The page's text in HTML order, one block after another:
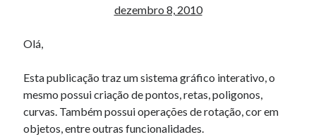
3 4 5
20 21 22 23 24 25 26
27 28 29 30 31
« out mar »
dezembro 8, 2010
Olá,
Esta publicação traz um sistema gráfico interativo, o
mesmo possui criação de pontos, retas, poligonos,
curvas. Também possui operações de rotação, cor em
objetos, entre outras funcionalidades.